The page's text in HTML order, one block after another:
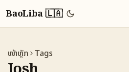
BaoLiba 🇱🇦
ໜ້າຫຼັກ Tags